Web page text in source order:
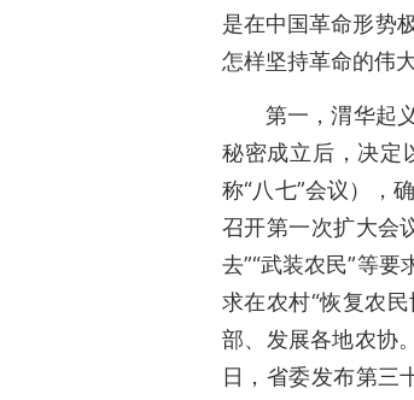
是在中国革命形势
怎样坚持革命的伟
第一，渭华起
秘密成立后，决定
称“八七”会议），
召开第一次扩大会
去”“武装农民”等
求在农村“恢复农
部、发展各地农协
日，省委发布第三